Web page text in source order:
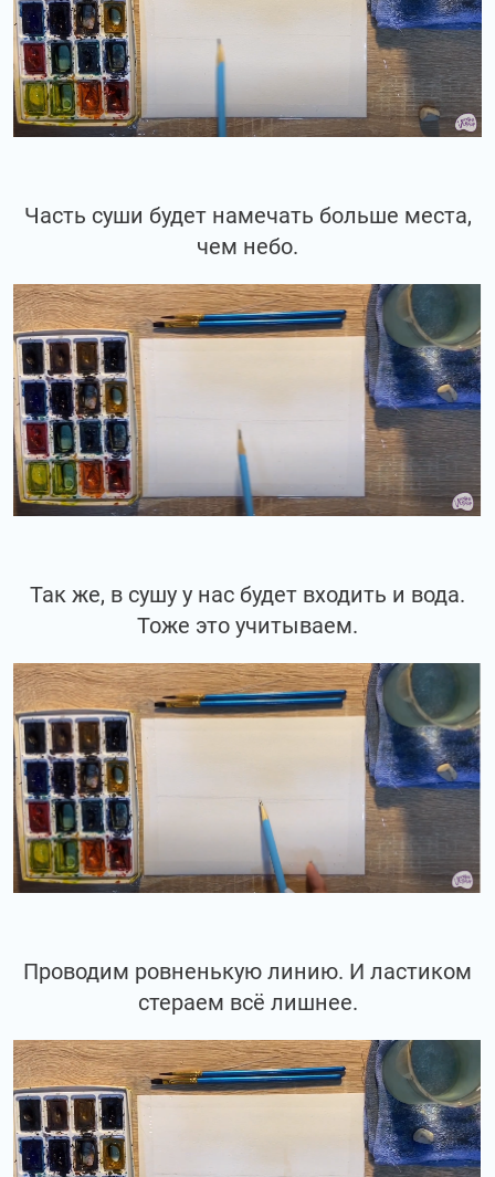
Часть суши будет намечать больше места,
чем небо.
Так же, в сушу у нас будет входить и вода.
Тоже это учитываем.
Проводим ровненькую линию. И ластиком
стераем всё лишнее.